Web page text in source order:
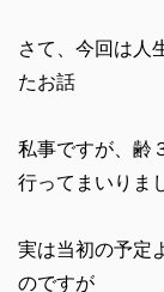
さて、今回は人
たお話
私事ですが、齢
行ってまいりま
実は当初の予定
のですが